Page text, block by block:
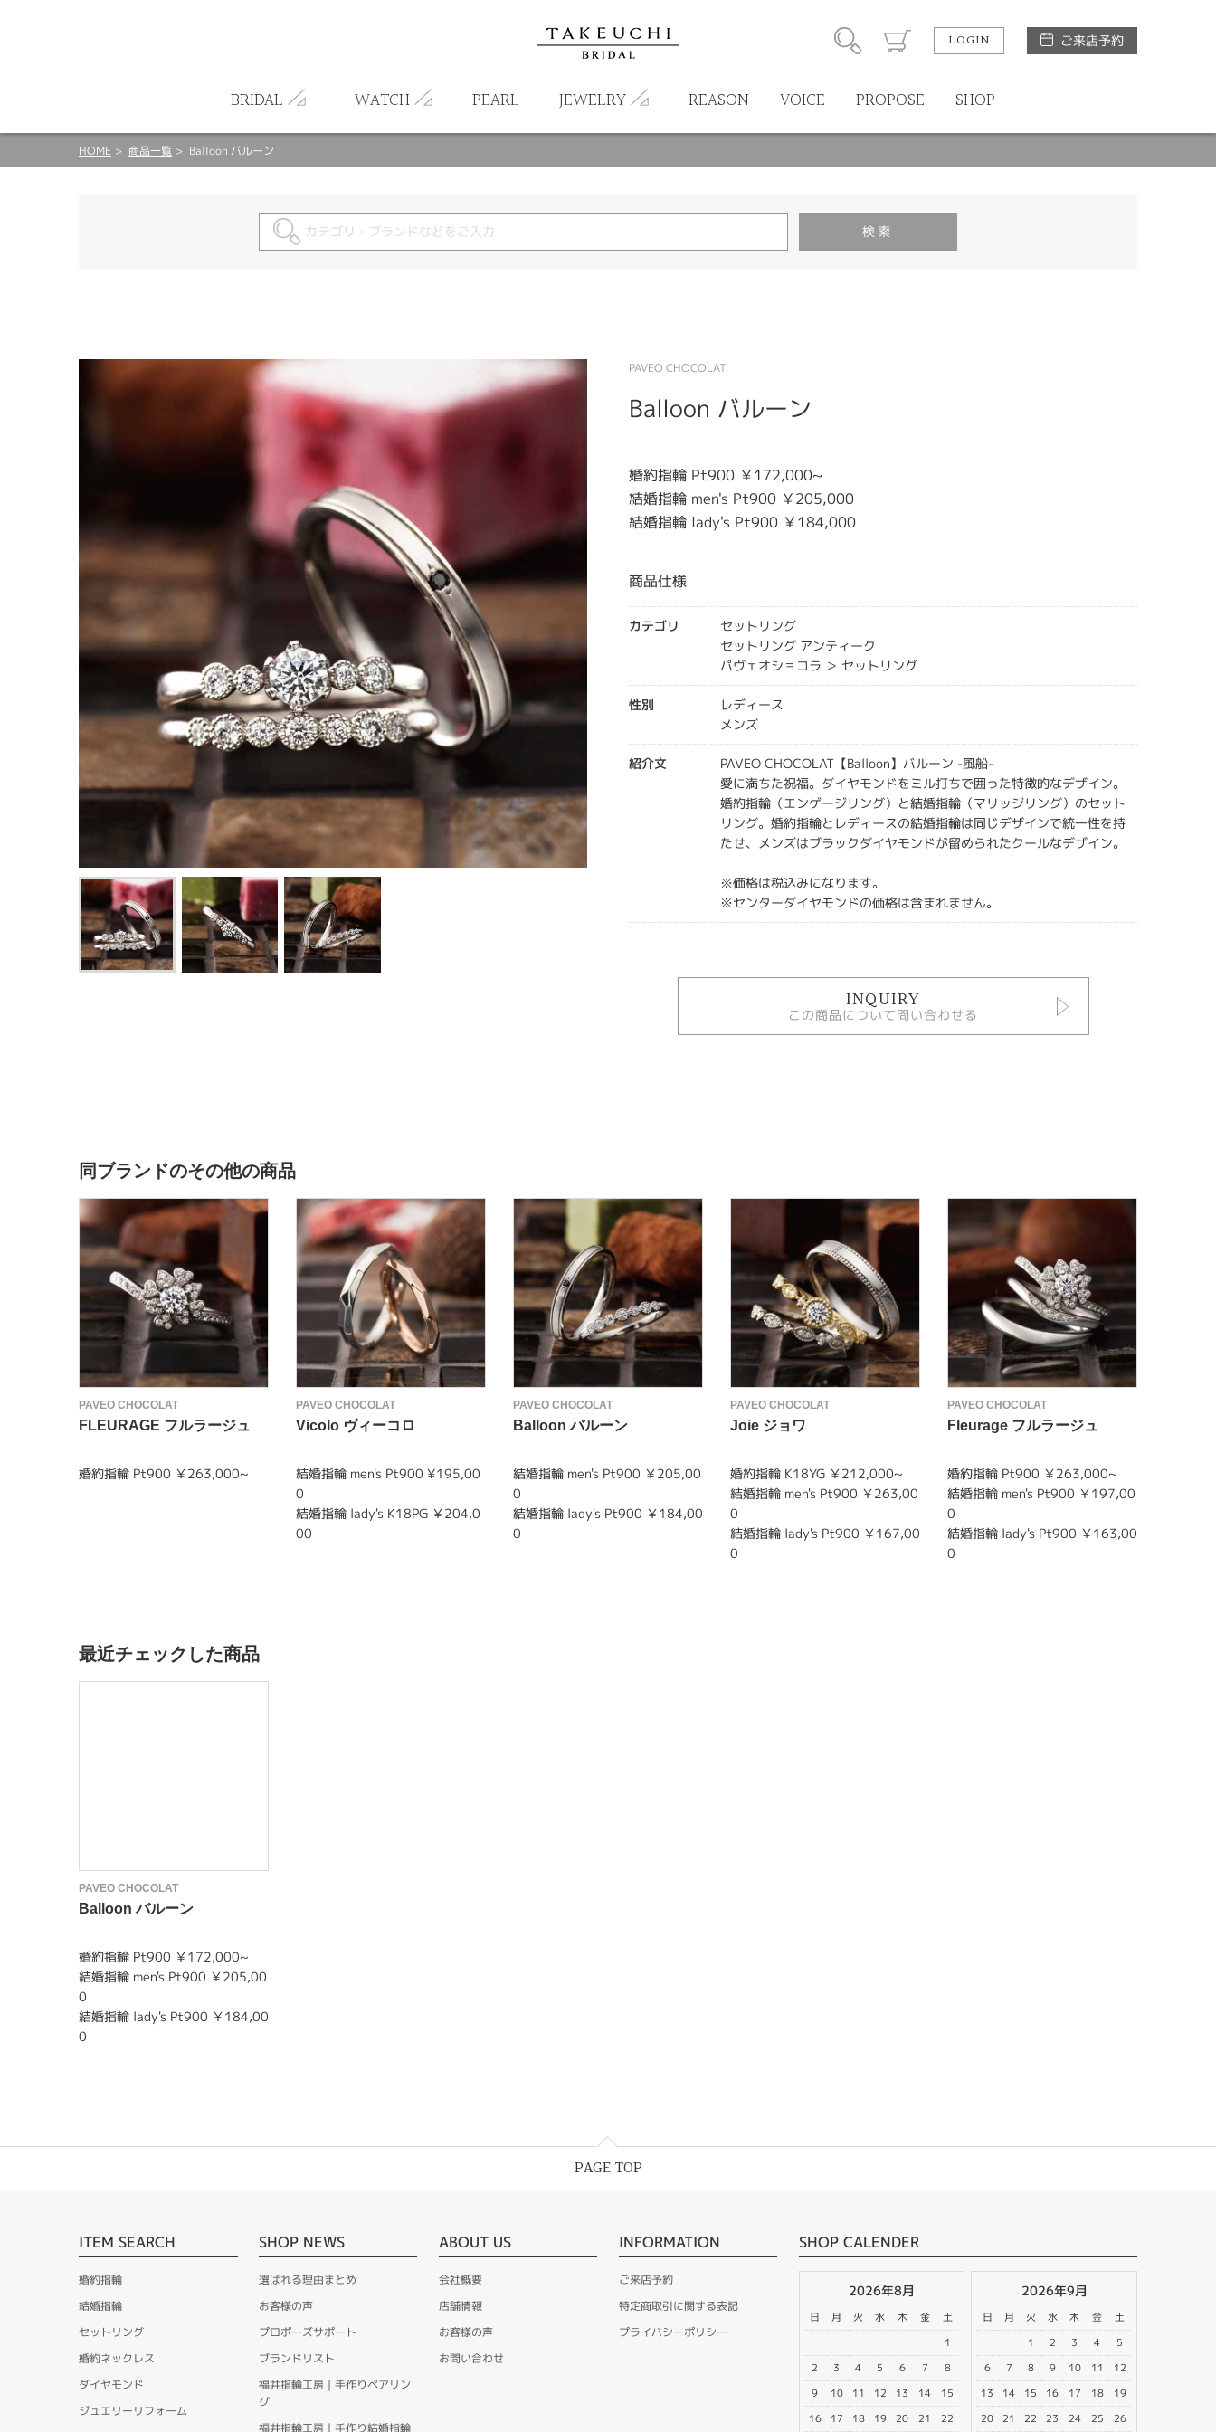
LOGIN ご来店予約
BRIDAL WATCH PEARL JEWELRY REASON VOICE PROPOSE SHOP
HOME 商品一覧 Balloon バルーン
PAVEO CHOCOLAT
Balloon バルーン
婚約指輪 Pt900 ￥172,000~
結婚指輪 men's Pt900 ￥205,000
結婚指輪 lady's Pt900 ￥184,000
商品仕様
カテゴリ
セットリング
セットリング アンティーク
パヴェオショコラ ＞ セットリング
性別
レディース
メンズ
紹介文
PAVEO CHOCOLAT【Balloon】バルーン -風船-
愛に満ちた祝福。ダイヤモンドをミル打ちで囲った特徴的なデザイン。
婚約指輪（エンゲージリング）と結婚指輪（マリッジリング）のセット
リング。婚約指輪とレディースの結婚指輪は同じデザインで統一性を持
たせ、メンズはブラックダイヤモンドが留められたクールなデザイン。
※価格は税込みになります。
※センターダイヤモンドの価格は含まれません。
INQUIRY
この商品について問い合わせる
同ブランドのその他の商品
PAVEO CHOCOLAT
FLEURAGE フルラージュ
婚約指輪 Pt900 ￥263,000~
PAVEO CHOCOLAT
Vicolo ヴィーコロ
結婚指輪 men's Pt900 ¥195,00
0
結婚指輪 lady's K18PG ￥204,0
00
PAVEO CHOCOLAT
Balloon バルーン
結婚指輪 men's Pt900 ￥205,00
0
結婚指輪 lady's Pt900 ￥184,00
0
PAVEO CHOCOLAT
Joie ジョワ
婚約指輪 K18YG ￥212,000~
結婚指輪 men's Pt900 ￥263,00
0
結婚指輪 lady's Pt900 ￥167,00
0
PAVEO CHOCOLAT
Fleurage フルラージュ
婚約指輪 Pt900 ￥263,000~
結婚指輪 men's Pt900 ￥197,00
0
結婚指輪 lady's Pt900 ￥163,00
0
最近チェックした商品
PAVEO CHOCOLAT
Balloon バルーン
婚約指輪 Pt900 ￥172,000~
結婚指輪 men's Pt900 ￥205,00
0
結婚指輪 lady's Pt900 ￥184,00
0
PAGE TOP
ITEM SEARCH
婚約指輪
結婚指輪
セットリング
婚約ネックレス
ダイヤモンド
ジュエリーリフォーム
SHOP NEWS
選ばれる理由まとめ
お客様の声
プロポーズサポート
ブランドリスト
福井指輪工房｜手作りペアリン
グ
福井指輪工房｜手作り結婚指輪
ABOUT US
会社概要
店舗情報
お客様の声
お問い合わせ
INFORMATION
ご来店予約
特定商取引に関する表記
プライバシーポリシー
SHOP CALENDER
2026年8月
日 月 火 水 木 金
土
1
2
3 4 5 6 7
8
9
10 11 12 13 14
15
16
17 18 19 20 21 22
2026年9月
日 月 火 水 木 金
土
1
2 3 4
5
6
7 8 9 10 11
12
13
14 15 16 17 18
19
20
21 22 23 24 25 26